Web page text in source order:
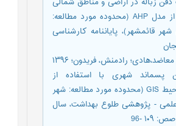
ایران با استفاده از مدل AHP (محدوده مورد مطالعه:
قائمشهر)، پایاننامه کارشناسی
- سالاری، مرجان؛ معاضد،‌هادی؛ رادمنش، فریدون؛ ۱۳۹۶
پسماند شهری با استفاده از
AHP_fitzzy در محیط GIS (محدوده مورد مطالعه: شهر
علمی - پژوهشی طلوع بهداشت، سال